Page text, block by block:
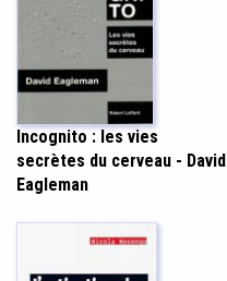
Incognito : les vies
secrètes du cerveau - David
Eagleman